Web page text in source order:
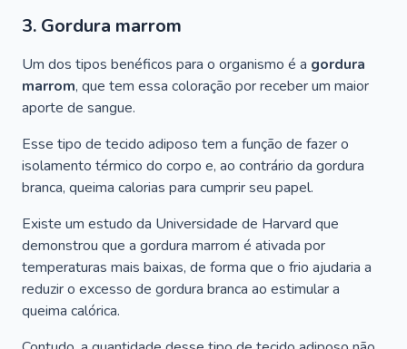
3. Gordura marrom
Um dos tipos benéficos para o organismo é a gordura
marrom, que tem essa coloração por receber um maior
aporte de sangue.
Esse tipo de tecido adiposo tem a função de fazer o
isolamento térmico do corpo e, ao contrário da gordura
branca, queima calorias para cumprir seu papel.
Existe um estudo da Universidade de Harvard que
demonstrou que a gordura marrom é ativada por
temperaturas mais baixas, de forma que o frio ajudaria a
reduzir o excesso de gordura branca ao estimular a
queima calórica.